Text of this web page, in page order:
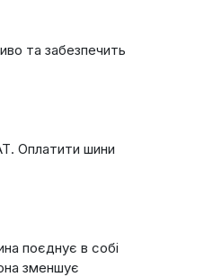
та забезпечить
Оплатити шини
поєднує в собі
зменшує